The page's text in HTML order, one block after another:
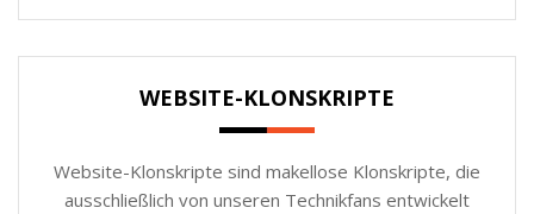
WEBSITE-KLONSKRIPTE
Website-Klonskripte sind makellose Klonskripte, die
ausschließlich von unseren Technikfans entwickelt